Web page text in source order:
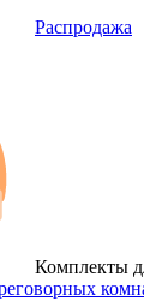
Распродажа
Комплекты